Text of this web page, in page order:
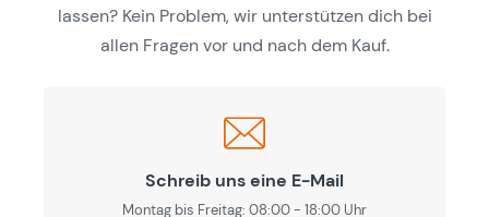
lassen? Kein Problem, wir unterstützen dich bei
allen Fragen vor und nach dem Kauf.
Schreib uns eine E-Mail
Montag bis Freitag: 08:00 - 18:00 Uhr